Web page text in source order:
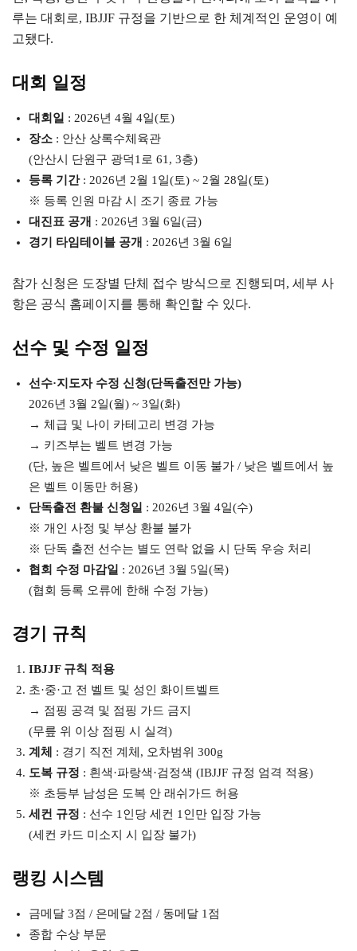
루는 대회로, IBJJF 규정을 기반으로 한 체계적인 운영이 예
고됐다.
대회 일정
대회일 : 2026년 4월 4일(토)
장소 : 안산 상록수체육관
(안산시 단원구 광덕1로 61, 3층)
등록 기간: 2026년 2월 1일(토) ~ 2월 28일(토)
※ 등록 인원 마감 시 조기 종료 가능
대진표 공개 : 2026년 3월 6일(금)
경기 타임테이블 공개 : 2026년 3월 6일
참가 신청은 도장별 단체 접수 방식으로 진행되며, 세부 사
항은 공식 홈페이지를 통해 확인할 수 있다.
선수 및 수정 일정
선수·지도자 수정 신청(단독출전만 가능)
2026년 3월 2일(월) ~ 3일(화)
→ 체급 및 나이 카테고리 변경 가능
→ 키즈부는 벨트 변경 가능
(단, 높은 벨트에서 낮은 벨트 이동 불가 / 낮은 벨트에서 높
은 벨트 이동만 허용)
단독출전 환불 신청일 : 2026년 3월 4일(수)
※ 개인 사정 및 부상 환불 불가
※ 단독 출전 선수는 별도 연락 없을 시 단독 우승 처리
협회 수정 마감일 : 2026년 3월 5일(목)
(협회 등록 오류에 한해 수정 가능)
경기 규칙
IBJJF 규칙 적용
초·중·고 전 벨트 및 성인 화이트벨트
→ 점핑 공격 및 점핑 가드 금지
(무릎 위 이상 점핑 시 실격)
계체
: 경기 직전 계체, 오차범위 300g
도복 규정 : 흰색·파랑색·검정색 (IBJJF 규정 엄격 적용)
※ 초등부 남성은 도복 안 래쉬가드 허용
세컨 규정 : 선수 1인당 세컨 1인만 입장 가능
(세컨 카드 미소지 시 입장 불가)
랭킹 시스템
금메달 3점 / 은메달 2점 / 동메달 1점
종합 수상 부문